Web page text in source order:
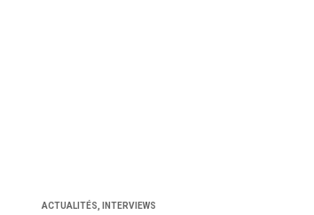
ACTUALITÉS INTERVIEWS